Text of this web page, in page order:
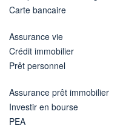
Carte bancaire
Assurance vie
Crédit immobilier
Prêt personnel
Assurance prêt immobilier
Investir en bourse
PEA